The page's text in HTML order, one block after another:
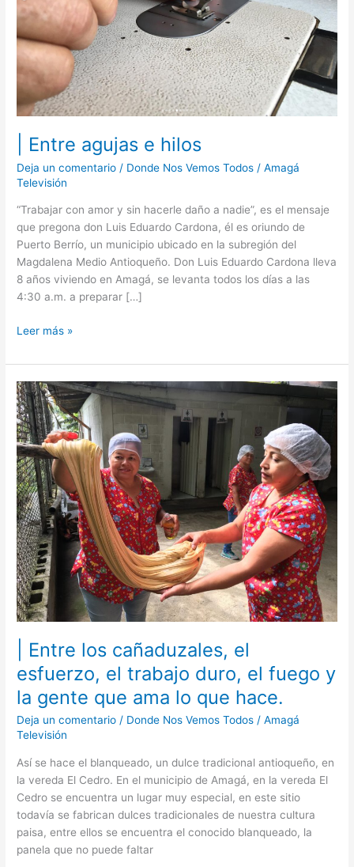
| Entre agujas e hilos
Deja un comentario / Donde Nos Vemos Todos /Amagá
Televisión
“Trabajar con amor y sin hacerle daño a nadie”, es el mensaje
que pregona don Luis Eduardo Cardona, él es oriundo de
Puerto Berrío, un municipio ubicado en la subregión del
Magdalena Medio Antioqueño. Don Luis Eduardo Cardona lleva
8 años viviendo en Amagá, se levanta todos los días a las
4:30 a.m. a preparar […]
Leer más »
| Entre los cañaduzales, el
esfuerzo, el trabajo duro, el fuego y
la gente que ama lo que hace.
Deja un comentario / Donde Nos Vemos Todos /Amagá
Televisión
Así se hace el blanqueado, un dulce tradicional antioqueño, en
la vereda El Cedro. En el municipio de Amagá, en la vereda El
Cedro se encuentra un lugar muy especial, en este sitio
todavía se fabrican dulces tradicionales de nuestra cultura
paisa, entre ellos se encuentra el conocido blanqueado, la
panela que no puede faltar
|
Entre
los
cañaduzales,
el
esfuerzo,
el
trabajo
duro,
el
fuego
y
la
gente
ama
lo
que
hace.